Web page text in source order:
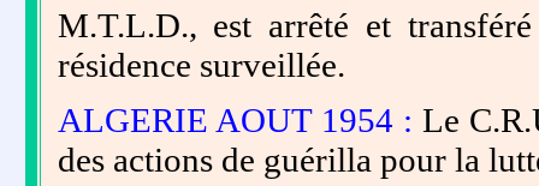
M.T.L.D., est arrêté et
résidence surveillée.
ALGERIE AOUT 1954 : Le
des actions de guérilla pour la